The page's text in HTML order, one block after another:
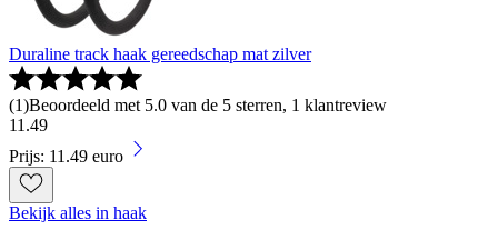
Duraline track haak gereedschap mat zilver
(1)Beoordeeld met 5.0 van de 5 sterren, 1 klantreview
11 .49
Prijs: 11.49 euro
Bekijk alles in haak